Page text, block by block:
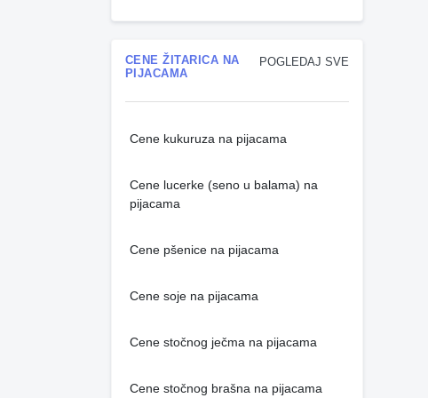
POGLEDAJ SVE
CENE ŽITARICA NA
PIJACAMA
Cene kukuruza na pijacama
Cene lucerke (seno u balama) na
pijacama
Cene pšenice na pijacama
Cene soje na pijacama
Cene stočnog ječma na pijacama
Cene stočnog brašna na pijacama